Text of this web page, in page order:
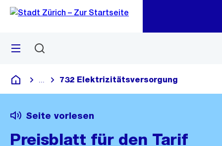
Navigation
Sprunglink
Menü
Deutsch
Blende alle Breadcrumbs ein
732 Elektrizitätsversorgung
Seite vorlesen
Preisblatt für den Tarif